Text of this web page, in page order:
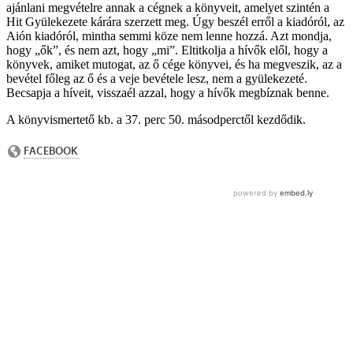
ajánlani megvételre annak a cégnek a könyveit, amelyet szintén a
Hit Gyülekezete kárára szerzett meg. Úgy beszél erről a kiadóról, az
Aión kiadóról, mintha semmi köze nem lenne hozzá. Azt mondja,
hogy „ők”, és nem azt, hogy „mi”. Eltitkolja a hívők elől, hogy a
könyvek, amiket mutogat, az ő cége könyvei, és ha megveszik, az a
bevétel főleg az ő és a veje bevétele lesz, nem a gyülekezeté.
Becsapja a híveit, visszaél azzal, hogy a hívők megbíznak benne.
A könyvismertető kb. a 37. perc 50. másodperctől kezdődik.